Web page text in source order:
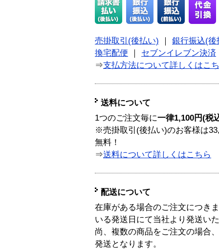
売掛取引(後払い)
銀行振込(後
換宅配便
セブンイレブン決済
⇒支払方法について詳しくはこ
送料について
1つのご注文毎に一律1,100円(税
※売掛取引(後払い)のお客様は
無料！
⇒送料について詳しくはこちら
配送について
在庫がある場合のご注文につき
いる発送日にて当社より発送い
尚、複数の商品をご注文の場合
発送となります。